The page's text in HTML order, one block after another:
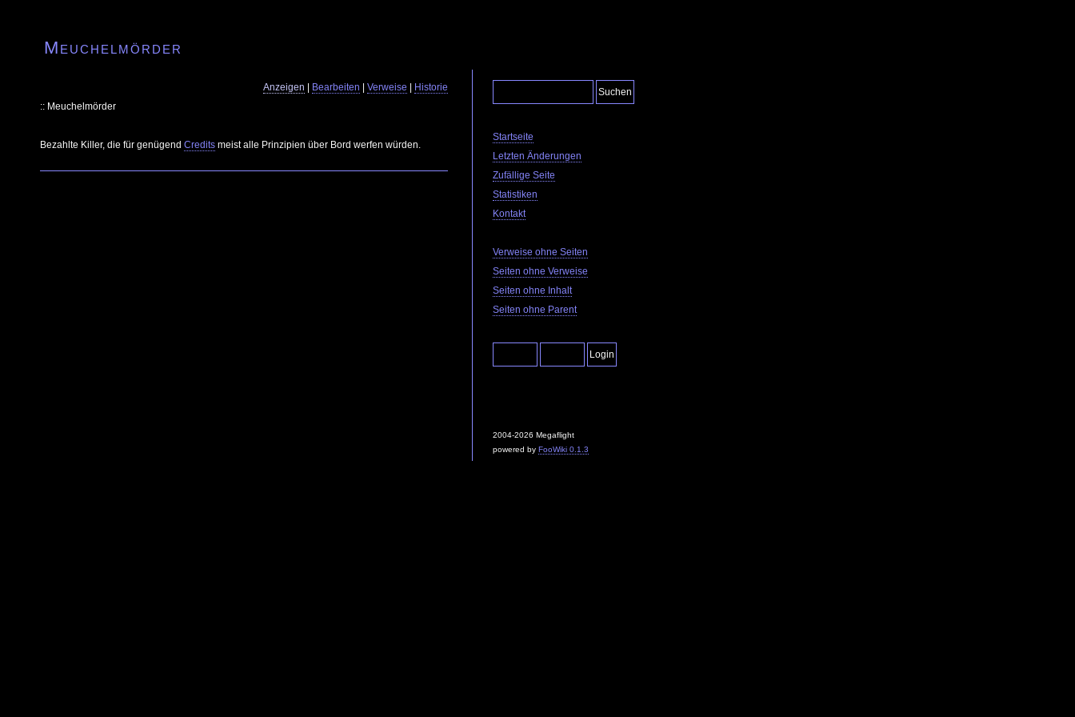
Meuchelmörder
Anzeigen Bearbeiten Verweise
Historie
:: Meuchelmörder
Bezahlte Killer, die für genügend Credits meist alle Prinzipien über Bord werfen würden.
Startseite
Letzten Änderungen
Zufällige Seite
Statistiken
Kontakt
Verweise ohne Seiten
Seiten ohne Verweise
Seiten ohne Inhalt
Seiten ohne Parent
2004-2026 Megaflight
powered by FooWiki 0.1.3